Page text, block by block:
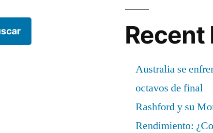
Recent
Australia se
octavos de final
Rashford y su
Rendimiento: